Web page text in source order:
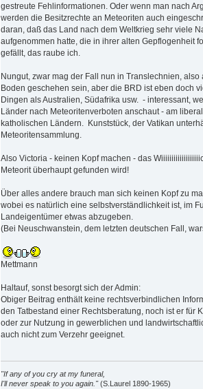
gestreute Fehlinformationen. Oder wenn man nach
werden die Besitzrechte an Meteoriten auch
daran, daß das Land nach dem Weltkrieg sehr viele
aufgenommen hatte, die in ihrer alten Gepflogenheit
gefällt, das raube ich.
Nungut, zwar mag der Fall nun in Translechnien,
Boden geschehen sein, aber die BRD ist eben doch
Dingen als Australien, Südafrika usw. - interessant,
Länder nach Meteoritenverboten anschaut - am
katholischen Ländern. Kunststück, der Vatikan
Meteoritensammlung.
Also Victoria - keinen Kopf machen - das
Meteorit überhaupt gefunden wird!
Über alles andere brauch man sich keinen Kopf zu
wobei es natürlich eine selbstverständlichkeit ist, im
Landeigentümer etwas abzugeben.
(Bei Neuschwanstein, dem letzten deutschen Fall,
Mettmann
Haltauf, sonst besorgt sich der Admin:
Obiger Beitrag enthält keine rechtsverbindlichen
den Tatbestand einer Rechtsberatung, noch ist er für
oder zur Nutzung in gewerblichen und
auch nicht zum Verzehr geeignet.
"If any of you cry at my funeral,
I'll never speak to you again."(S.Laurel 1890-1965)